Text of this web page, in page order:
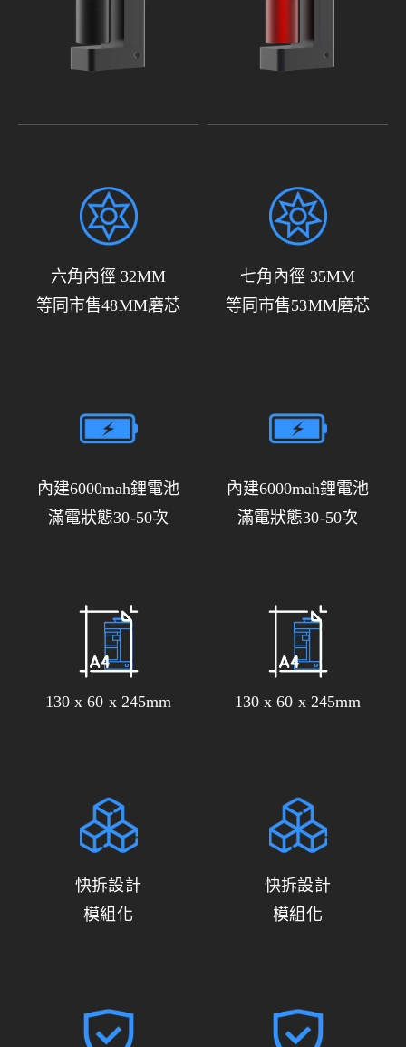
六角內徑 32MM
等同市售48MM磨芯
內建6000mah鋰電池
滿電狀態30-50次
130 x 60 x 245mm
快拆設計
模組化
七角內徑 35MM
等同市售53MM磨芯
內建6000mah鋰電池
滿電狀態30-50次
130 x 60 x 245mm
快拆設計
模組化